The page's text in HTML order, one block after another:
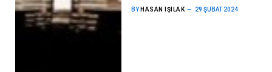
BY HASAN IŞILAK 29 ŞUBAT 2024